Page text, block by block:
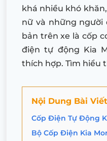
khá nhiều khó
nữ và những người
bản trên xe là cốp
điện tự động Kia
thích hợp. Tìm hiểu
Nội Dung Bài Viết
Cốp Điện Tự Động
Bộ Cốp Điện Kia